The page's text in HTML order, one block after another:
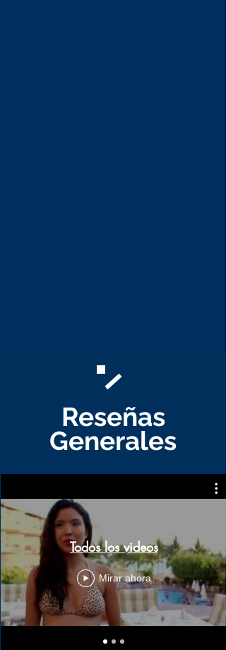
Reseñas
Generales
Todos los videos
Mirar ahora